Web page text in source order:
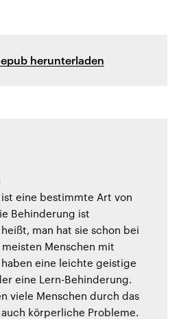
herunterladen
eine bestimmte Art von
Behinderung ist
man hat sie schon bei
Menschen mit
eine leichte geistige
eine Lern-Behinderung.
viele Menschen durch das
körperliche Probleme.